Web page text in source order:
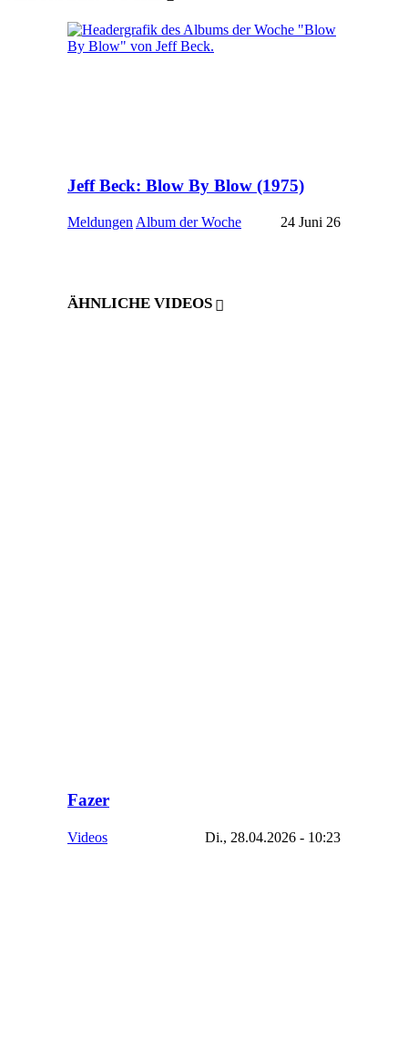
Jeff Beck: Blow By Blow (1975)
Meldungen Album der Woche 24 Juni 26
ÄHNLICHE VIDEOS
Fazer
Videos Di., 28.04.2026 - 10:23